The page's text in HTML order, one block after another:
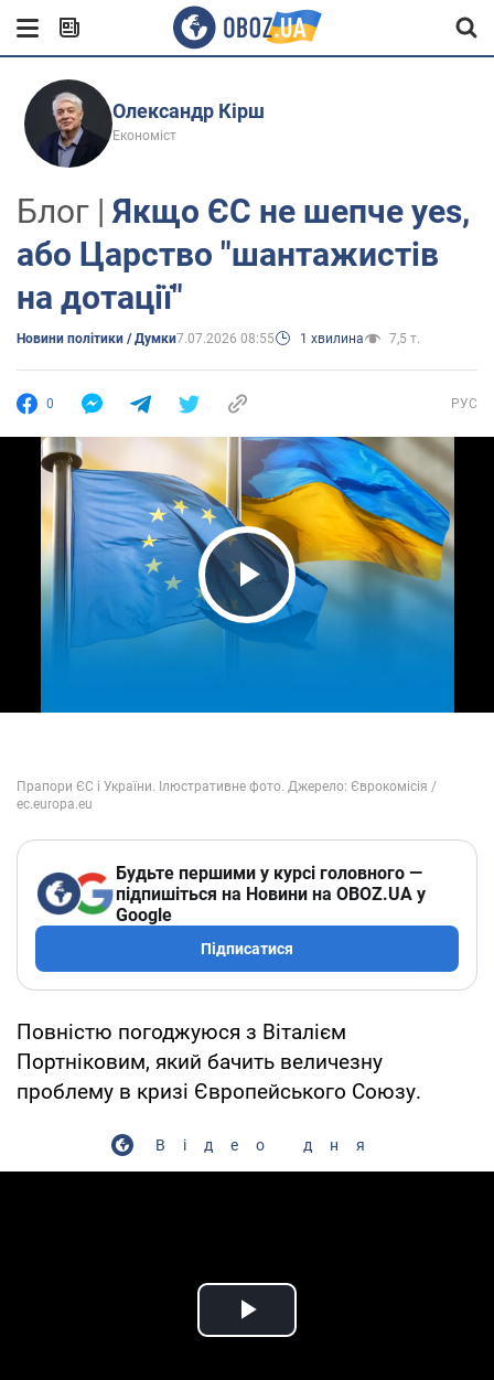
Олександр Кірш
Економіст
Блог |Якщо ЄС не шепче yes,
або Царство "шантажистів
на дотації"
Новини політики / Думки7.07.2026 08:55 1 хвилина 7,5 т.
0 РУС
Play Video
Будьте першими у курсі головного —
підпишіться на Новини на OBOZ.UA у
Google
Підписатися
Повністю погоджуюся з Віталієм
Портніковим, який бачить величезну
проблему в кризі Європейського Союзу.
Відео дня
Play Video